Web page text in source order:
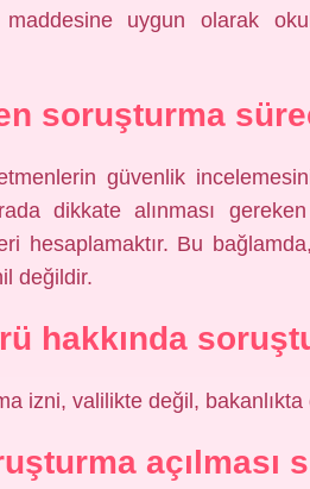
maddesine uygun olarak
soruşturma
güvenlik
dikkate alınması
hesaplamaktır. Bu
değildir.
hakkında
izni, valilikte değil, bakanlıkta
açılması